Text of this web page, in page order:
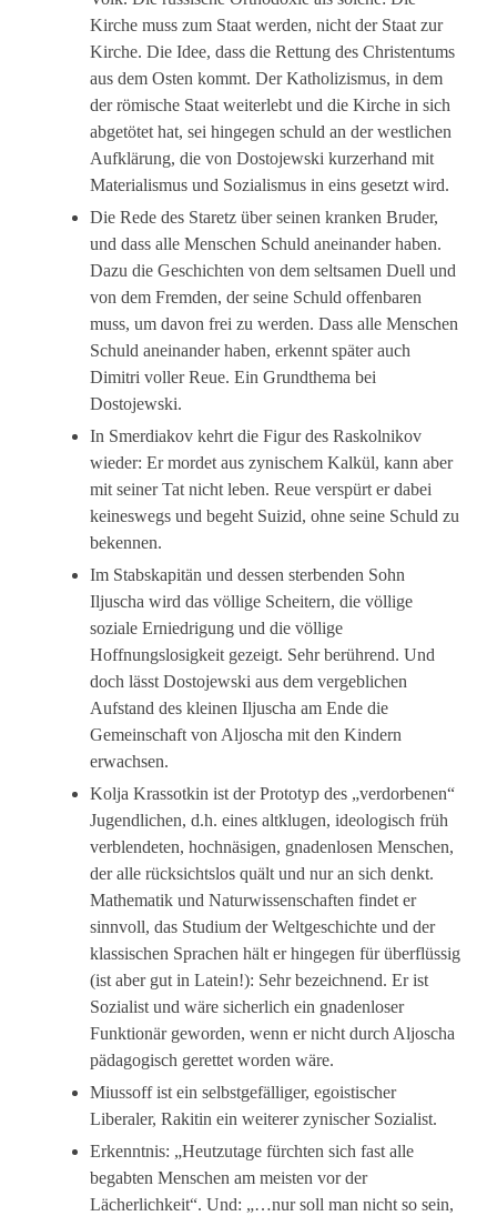
Kirche muss zum Staat werden, nicht der Staat zur
Kirche. Die Idee, dass die Rettung des Christentums
aus dem Osten kommt. Der Katholizismus, in dem
der römische Staat weiterlebt und die Kirche in sich
abgetötet hat, sei hingegen schuld an der westlichen
Aufklärung, die von Dostojewski kurzerhand mit
Materialismus und Sozialismus in eins gesetzt wird.
Die Rede des Staretz über seinen kranken Bruder,
und dass alle Menschen Schuld aneinander haben.
Dazu die Geschichten von dem seltsamen Duell und
von dem Fremden, der seine Schuld offenbaren
muss, um davon frei zu werden. Dass alle Menschen
Schuld aneinander haben, erkennt später auch
Dimitri voller Reue. Ein Grundthema bei
Dostojewski.
In Smerdiakov kehrt die Figur des Raskolnikov
wieder: Er mordet aus zynischem Kalkül, kann aber
mit seiner Tat nicht leben. Reue verspürt er dabei
keineswegs und begeht Suizid, ohne seine Schuld zu
bekennen.
Im Stabskapitän und dessen sterbenden Sohn
Iljuscha wird das völlige Scheitern, die völlige
soziale Erniedrigung und die völlige
Hoffnungslosigkeit gezeigt. Sehr berührend. Und
doch lässt Dostojewski aus dem vergeblichen
Aufstand des kleinen Iljuscha am Ende die
Gemeinschaft von Aljoscha mit den Kindern
erwachsen.
Kolja Krassotkin ist der Prototyp des „verdorbenen“
Jugendlichen, d.h. eines altklugen, ideologisch früh
verblendeten, hochnäsigen, gnadenlosen Menschen,
der alle rücksichtslos quält und nur an sich denkt.
Mathematik und Naturwissenschaften findet er
sinnvoll, das Studium der Weltgeschichte und der
klassischen Sprachen hält er hingegen für überflüssig
(ist aber gut in Latein!): Sehr bezeichnend. Er ist
Sozialist und wäre sicherlich ein gnadenloser
Funktionär geworden, wenn er nicht durch Aljoscha
pädagogisch gerettet worden wäre.
Miussoff ist ein selbstgefälliger, egoistischer
Liberaler, Rakitin ein weiterer zynischer Sozialist.
Erkenntnis: „Heutzutage fürchten sich fast alle
begabten Menschen am meisten vor der
Lächerlichkeit“. Und: „…nur soll man nicht so sein,